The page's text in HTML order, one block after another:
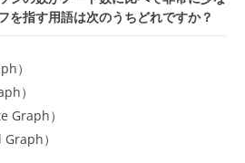
を指す用語は次のうちどれですか？
）
）
Graph）
）